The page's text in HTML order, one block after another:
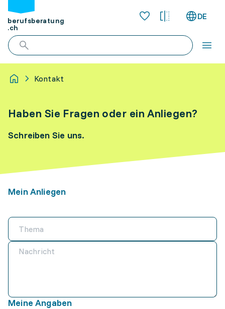
berufsberatung
.ch
DE
Kontakt
Haben Sie Fragen oder ein Anliegen?
Schreiben Sie uns.
Mein Anliegen
Meine Angaben